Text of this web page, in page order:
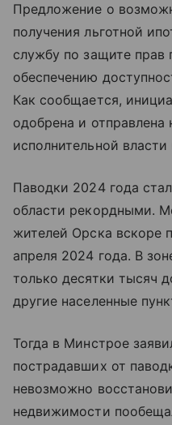
Предложение о
получения льготной
службу по защите прав
обеспечению
Как сообщается,
одобрена и
исполнительной
Паводки 2024 года
области рекордными.
жителей Орска вскоре
апреля 2024 года. В
только десятки тысяч
другие населенные
Тогда в Минстрое
пострадавших от
невозможно
недвижимости